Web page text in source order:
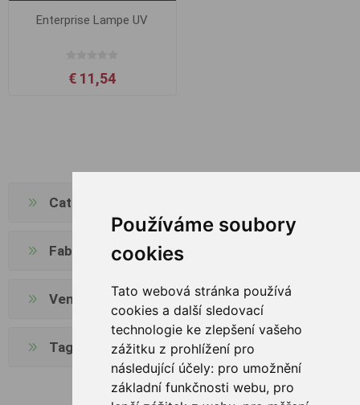
Používáme soubory
cookies
Tato webová stránka používá
cookies a další sledovací
technologie ke zlepšení vašeho
zážitku z prohlížení pro
následující účely: pro umožnění
základní funkčnosti webu, pro
Enterprise Lampe UV
€ 11,54
Catégories
Fabricants
Vendeurs
Tags fréquents